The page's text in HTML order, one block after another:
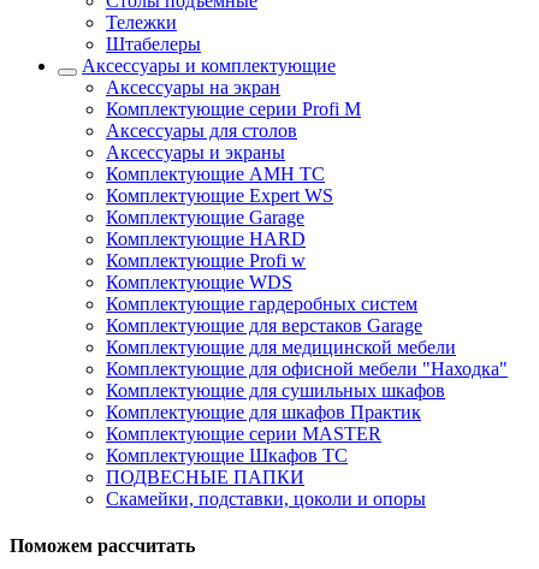
Тележки
Штабелеры
Аксессуары и комплектующие
Аксессуары на экран
Комплектующие серии Profi M
Аксессуары для столов
Аксессуары и экраны
Комплектующие AMH TC
Комплектующие Expert WS
Комплектующие Garage
Комплектующие HARD
Комплектующие Profi w
Комплектующие WDS
Комплектующие гардеробных систем
Комплектующие для верстаков Garage
Комплектующие для медицинской мебели
Комплектующие для офисной мебели "Находка"
Комплектующие для сушильных шкафов
Комплектующие для шкафов Практик
Комплектующие серии MASTER
Комплектующие Шкафов ТС
ПОДВЕСНЫЕ ПАПКИ
Скамейки, подставки, цоколи и опоры
Поможем рассчитать